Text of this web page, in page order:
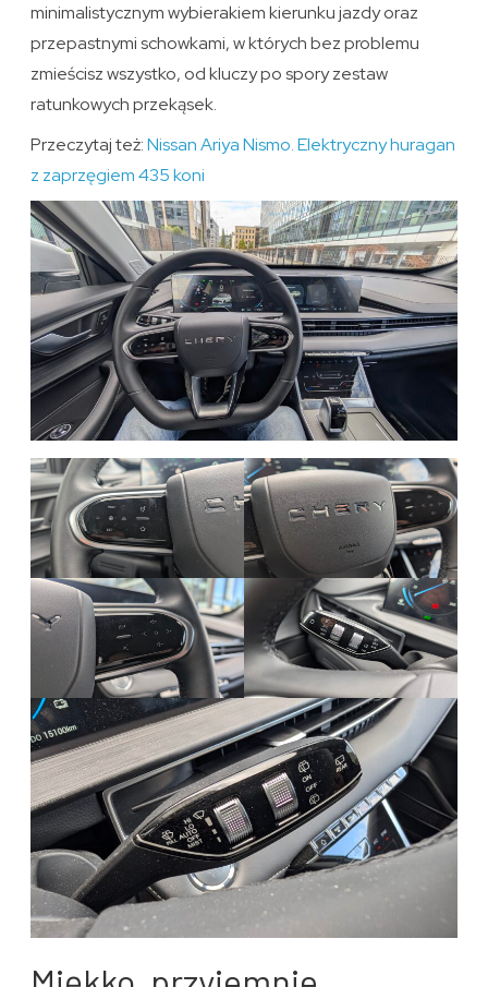
minimalistycznym wybierakiem kierunku jazdy oraz
przepastnymi schowkami, w których bez problemu
zmieścisz wszystko, od kluczy po spory zestaw
ratunkowych przekąsek.
Przeczytaj też:Nissan Ariya Nismo. Elektryczny huragan
z zaprzęgiem 435 koni